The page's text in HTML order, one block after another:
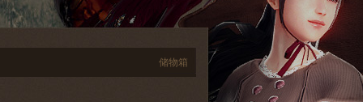
储物箱